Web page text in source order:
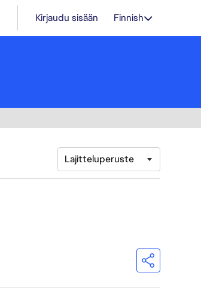
Kirjaudu sisään Finnish
Lajitteluperuste